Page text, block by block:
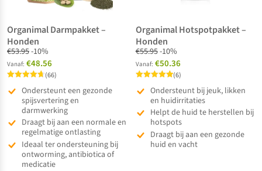
Organimal Darmpakket –
Honden
€53.95-10%
Vanaf: €48.56
4.73
(66)
Ondersteunt een gezonde
spijsvertering en
darmwerking
Draagt bij aan een normale en
regelmatige ontlasting
Ideaal ter ondersteuning bij
ontworming, antibiotica of
medicatie
Organimal Hotspotpakket –
Honden
€55.95-10%
Vanaf: €50.36
5.00
(6)
Ondersteunt bij jeuk, likken
en huidirritaties
Helpt de huid te herstellen bij
hotspots
Draagt bij aan een gezonde
huid en vacht